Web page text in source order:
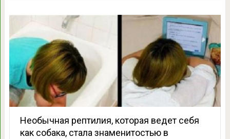
Необычная рептилия, которая ведет себя
как собака, стала знаменитостью в